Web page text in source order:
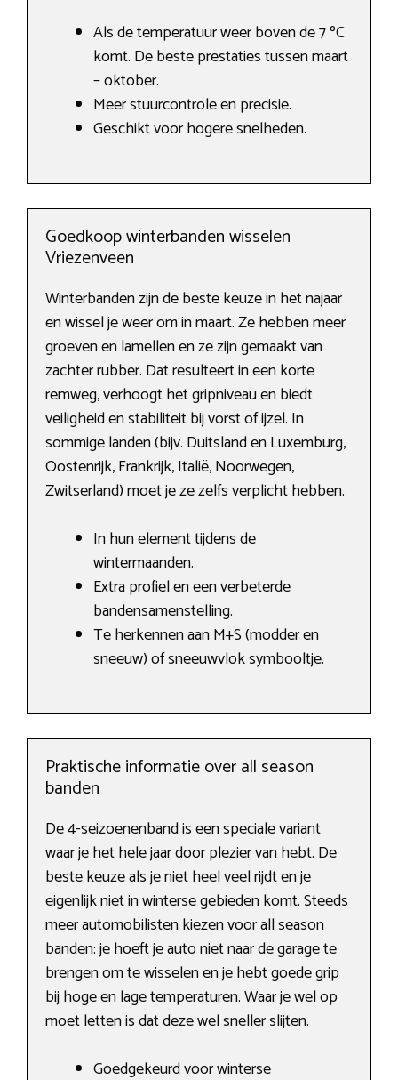
Als de temperatuur weer boven de 7 ºC
komt. De beste prestaties tussen maart
– oktober.
Meer stuurcontrole en precisie.
Geschikt voor hogere snelheden.
Goedkoop winterbanden wisselen
Vriezenveen
Winterbanden zijn de beste keuze in het najaar
en wissel je weer om in maart. Ze hebben meer
groeven en lamellen en ze zijn gemaakt van
zachter rubber. Dat resulteert in een korte
remweg, verhoogt het gripniveau en biedt
veiligheid en stabiliteit bij vorst of ijzel. In
sommige landen (bijv. Duitsland en Luxemburg,
Oostenrijk, Frankrijk, Italië, Noorwegen,
Zwitserland) moet je ze zelfs verplicht hebben.
In hun element tijdens de
wintermaanden.
Extra profiel en een verbeterde
bandensamenstelling.
Te herkennen aan M+S (modder en
sneeuw) of sneeuwvlok symbooltje.
Praktische informatie over all season
banden
De 4-seizoenenband is een speciale variant
waar je het hele jaar door plezier van hebt. De
beste keuze als je niet heel veel rijdt en je
eigenlijk niet in winterse gebieden komt. Steeds
meer automobilisten kiezen voor all season
banden: je hoeft je auto niet naar de garage te
brengen om te wisselen en je hebt goede grip
bij hoge en lage temperaturen. Waar je wel op
moet letten is dat deze wel sneller slijten.
Goedgekeurd voor winterse